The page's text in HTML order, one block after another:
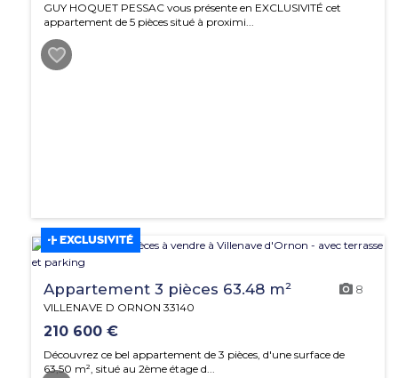
GUY HOQUET PESSAC vous présente en EXCLUSIVITÉ cet
appartement de 5 pièces situé à proximi...
EXCLUSIVITÉ
Appartement 3 pièces 63.48 m² 8
VILLENAVE D ORNON 33140
210 600 €
Découvrez ce bel appartement de 3 pièces, d'une surface de
63,50 m², situé au 2ème étage d...